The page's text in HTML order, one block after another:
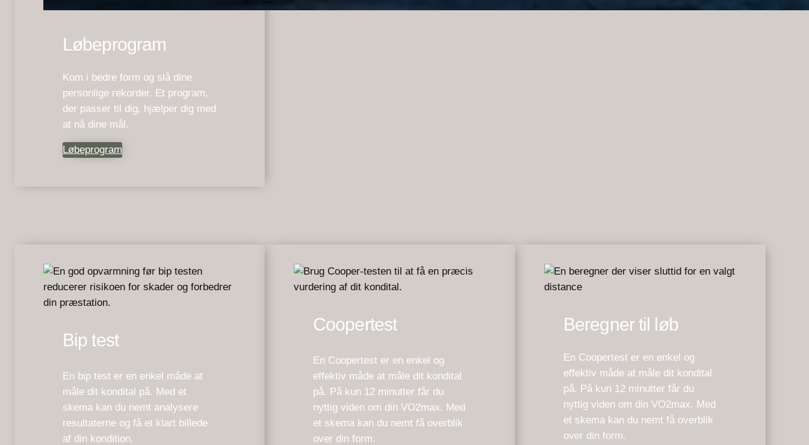
Løbeprogram
Kom i bedre form og slå dine
personlige rekorder. Et program,
der passer til dig, hjælper dig med
at nå dine mål.
Løbeprogram
Bip test
En bip test er en enkel måde at
måle dit kondital på. Med et
skema kan du nemt analysere
resultaterne og få et klart billede
af din kondition.
Coopertest
En Coopertest er en enkel og
effektiv måde at måle dit kondital
på. På kun 12 minutter får du
nyttig viden om din VO2max. Med
et skema kan du nemt få overblik
over din form.
Beregner til løb
En Coopertest er en enkel og
effektiv måde at måle dit kondital
på. På kun 12 minutter får du
nyttig viden om din VO2max. Med
et skema kan du nemt få overblik
over din form.